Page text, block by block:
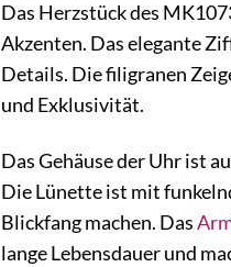
Das Herzstück des
Akzenten. Das elegante
Details. Die filigranen
und Exklusivität.
Das Gehäuse der Uhr ist
Die Lünette ist mit
Blickfang machen. Das
lange Lebensdauer und